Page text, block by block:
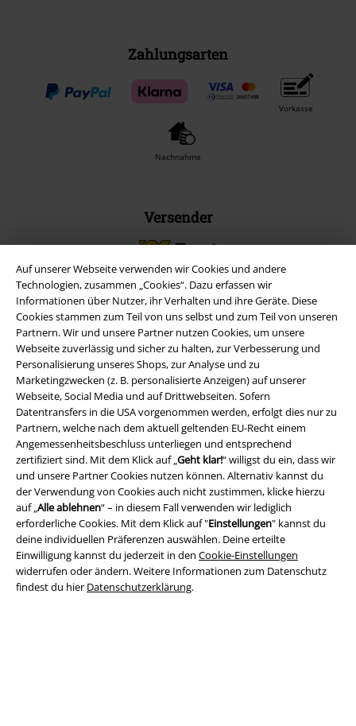
Auf unserer Webseite verwenden wir Cookies und andere
Technologien, zusammen „Cookies“. Dazu erfassen wir
Informationen über Nutzer, ihr Verhalten und ihre Geräte. Diese
Cookies stammen zum Teil von uns selbst und zum Teil von unseren
Partnern. Wir und unsere Partner nutzen Cookies, um unsere
Webseite zuverlässig und sicher zu halten, zur Verbesserung und
Personalisierung unseres Shops, zur Analyse und zu
Marketingzwecken (z. B. personalisierte Anzeigen) auf unserer
Webseite, Social Media und auf Drittwebseiten. Sofern
Datentransfers in die USA vorgenommen werden, erfolgt dies nur zu
Partnern, welche nach dem aktuell geltenden EU-Recht einem
Angemessenheitsbeschluss unterliegen und entsprechend
zertifiziert sind. Mit dem Klick auf „Geht klar!“ willigst du ein, dass wir
und unsere Partner Cookies nutzen können. Alternativ kannst du
der Verwendung von Cookies auch nicht zustimmen, klicke hierzu
auf „Alle ablehnen“ – in diesem Fall verwenden wir lediglich
erforderliche Cookies. Mit dem Klick auf "Einstellungen" kannst du
deine individuellen Präferenzen auswählen. Deine erteilte
Einwilligung kannst du jederzeit in den Cookie-Einstellungen
widerrufen oder ändern. Weitere Informationen zum Datenschutz
findest du hier Datenschutzerklärung.
Zahlungsarten
Versender
EMP App
Lade dir jetzt kostenlos unsere neue EMP App runter und genieße
die vielen neuen Funktionen und Vorteile!
A Warner Music Group Company